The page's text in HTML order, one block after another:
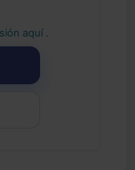
aquí .